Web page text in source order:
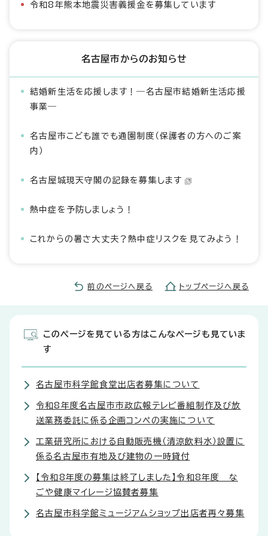
令和8年熊本地震災害義援金を募集しています
名古屋市からのお知らせ
結婚新生活を応援します！―名古屋市結婚新生活応援
事業―
名古屋市こども誰でも通園制度（保護者の方へのご案
内）
名古屋城現天守閣の記録を募集します
熱中症を予防しましょう！
これからの暑さ大丈夫？熱中症リスクを見てみよう！
前のページへ戻る トップページへ戻る
このページを見ている方はこんなページも見ていま
す
名古屋市科学館食堂出店者募集について
令和8年度名古屋市市政広報テレビ番組制作及び放
送業務委託に係る企画コンペの実施について
工業研究所における自動販売機（清涼飲料水）設置に
係る名古屋市有地及び建物の一時貸付
【令和8年度の募集は終了しました】令和8年度 な
ごや健康マイレージ協賛者募集
名古屋市科学館ミュージアムショップ出店者再々募集